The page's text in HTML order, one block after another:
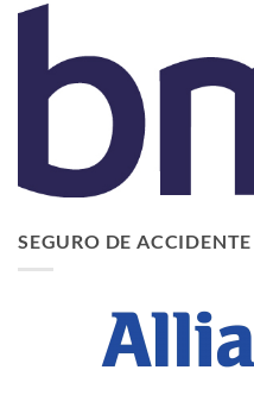
SEGURO DE